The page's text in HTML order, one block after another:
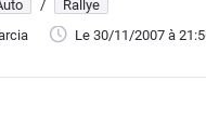
/
Rallye
Le 30/11/2007 à